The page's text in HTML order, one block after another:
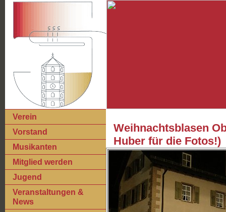
Verein
Vorstand
Musikanten
Mitglied werden
Jugend
Veranstaltungen &
News
Weihnachtsblasen
Huber für die Fotos!)